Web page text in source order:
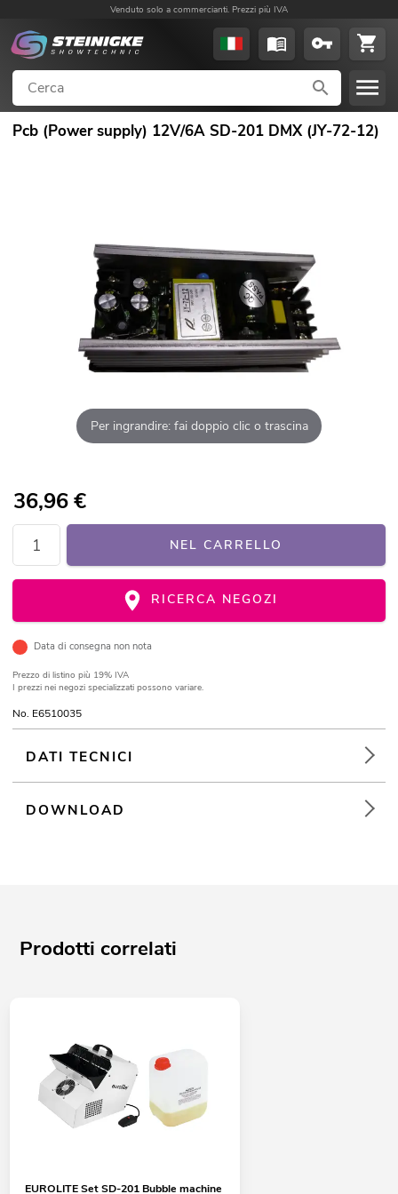
Venduto solo a commercianti. Prezzi più IVA
Pcb (Power supply) 12V/6A SD-201 DMX (JY-72-12)
Per ingrandire: fai doppio clic o trascina
36,96€
NEL CARRELLO
RICERCA NEGOZI
Data di consegna non nota
Prezzo di listino più 19% IVA
I prezzi nei negozi specializzati possono variare.
No. E6510035
DATI TECNICI
DOWNLOAD
Prodotti correlati
EUROLITE Set SD-201 Bubble machine